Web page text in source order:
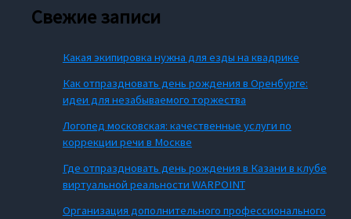
Свежие записи
Какая экипировка нужна для езды на квадрике
Как отпраздновать день рождения в Оренбурге:
идеи для незабываемого торжества
Логопед московская: качественные услуги по
коррекции речи в Москве
Где отпраздновать день рождения в Казани в клубе
виртуальной реальности WARPOINT
Организация дополнительного профессионального